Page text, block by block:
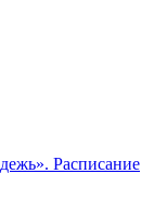
Расписание